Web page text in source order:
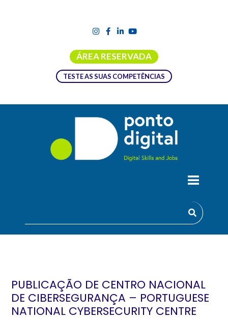
ÁREA RESERVADA
TESTE AS SUAS COMPETÊNCIAS
PUBLICAÇÃO DE CENTRO NACIONAL
DE CIBERSEGURANÇA – PORTUGUESE
NATIONAL CYBERSECURITY CENTRE